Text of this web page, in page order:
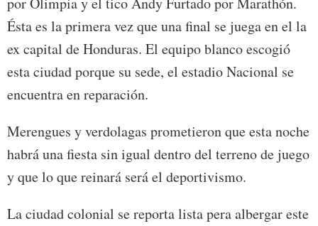
Ésta es la primera vez que una final se juega en el la
ex capital de Honduras. El equipo blanco escogió
esta ciudad porque su sede, el estadio Nacional se
encuentra en reparación.
Merengues y verdolagas prometieron que esta noche
habrá una fiesta sin igual dentro del terreno de juego
y que lo que reinará será el deportivismo.
La ciudad colonial se reporta lista pera albergar este